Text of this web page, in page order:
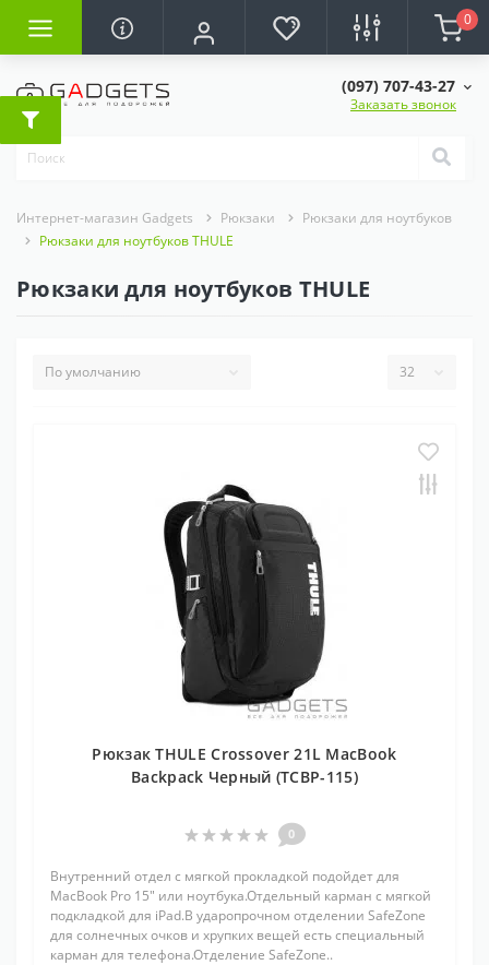
0
(097) 707-43-27
Заказать звонок
Интернет-магазин Gadgets Рюкзаки
Рюкзаки для ноутбуков
Рюкзаки для ноутбуков THULE
Рюкзаки для ноутбуков THULE
Рюкзак THULE Crossover 21L MacBook
Backpack Черный (TCBP-115)
0
Внутренний отдел с мягкой прокладкой подойдет для
MacBook Pro 15" или ноутбука.Отдельный карман с мягкой
подкладкой для iPad.В ударопрочном отделении SafeZone
для солнечных очков и хрупких вещей есть специальный
карман для телефона.Отделение SafeZone..